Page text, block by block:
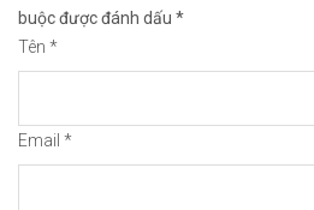
https://
buộc được đánh dấu *
Tên *
Email *